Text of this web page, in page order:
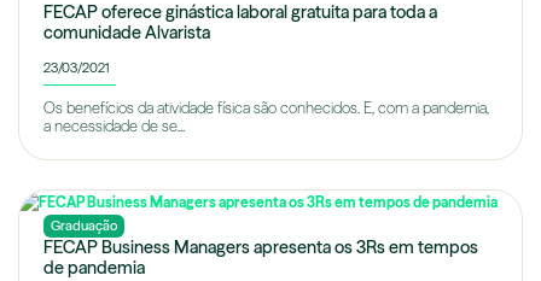
FECAP oferece ginástica laboral gratuita para toda a
comunidade Alvarista
23/03/2021
Os benefícios da atividade física são conhecidos. E, com a pandemia,
a necessidade de se...
Graduação
FECAP Business Managers apresenta os 3Rs em tempos
de pandemia